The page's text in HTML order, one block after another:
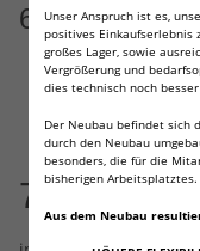
Unser Anspruch ist es,
positives Einkaufserlebnis
großes Lager, sowie
Vergrößerung und
dies technisch noch
Der Neubau befindet sich
durch den Neubau
besonders, die für die
bisherigen Arbeitsplatztes.
Aus dem Neubau
6 x Wilhelm
GTIN:
Kategorie:
Hersteller:
7,59 €